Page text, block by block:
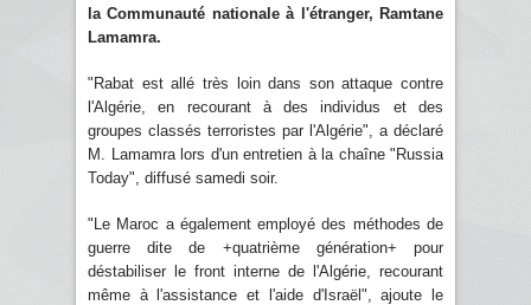
la Communauté nationale à l'étranger, Ramtane
Lamamra.
"Rabat est allé très loin dans son attaque contre
l'Algérie, en recourant à des individus et des
groupes classés terroristes par l'Algérie", a déclaré
M. Lamamra lors d'un entretien à la chaîne "Russia
Today", diffusé samedi soir.
"Le Maroc a également employé des méthodes de
guerre dite de +quatrième génération+ pour
déstabiliser le front interne de l'Algérie, recourant
même à l'assistance et l'aide d'Israël", ajoute le